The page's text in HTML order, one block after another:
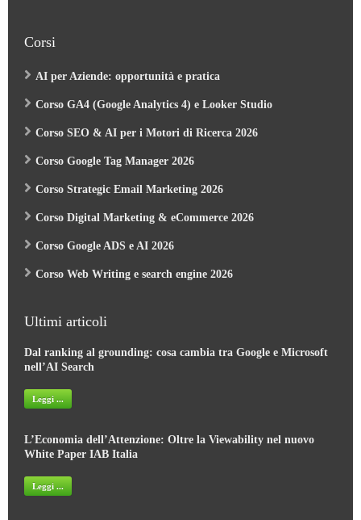
Corsi
AI per Aziende: opportunità e pratica
Corso GA4 (Google Analytics 4) e Looker Studio
Corso SEO & AI per i Motori di Ricerca 2026
Corso Google Tag Manager 2026
Corso Strategic Email Marketing 2026
Corso Digital Marketing & eCommerce 2026
Corso Google ADS e AI 2026
Corso Web Writing e search engine 2026
Ultimi articoli
Dal ranking al grounding: cosa cambia tra Google e Microsoft
nell’AI Search
Leggi ...
L’Economia dell’Attenzione: Oltre la Viewability nel nuovo
White Paper IAB Italia
Leggi ...